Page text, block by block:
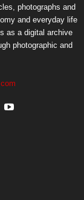
photographs and
and everyday life
as a digital archive
photographic and